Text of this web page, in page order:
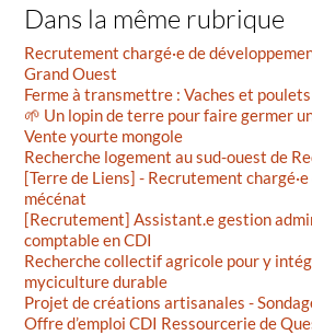
Dans la même rubrique
Recrutement chargé·e de
Grand Ouest
Ferme à transmettre : Vaches et
🌱 Un lopin de terre pour faire germer
Vente yourte mongole
Recherche logement au sud-ouest de
[Terre de Liens] - Recrutement
mécénat
[Recrutement] Assistant.e gestion
comptable en CDI
Recherche collectif agricole pour y
myciculture durable
Projet de créations artisanales -
Offre d’emploi CDI Ressourcerie de